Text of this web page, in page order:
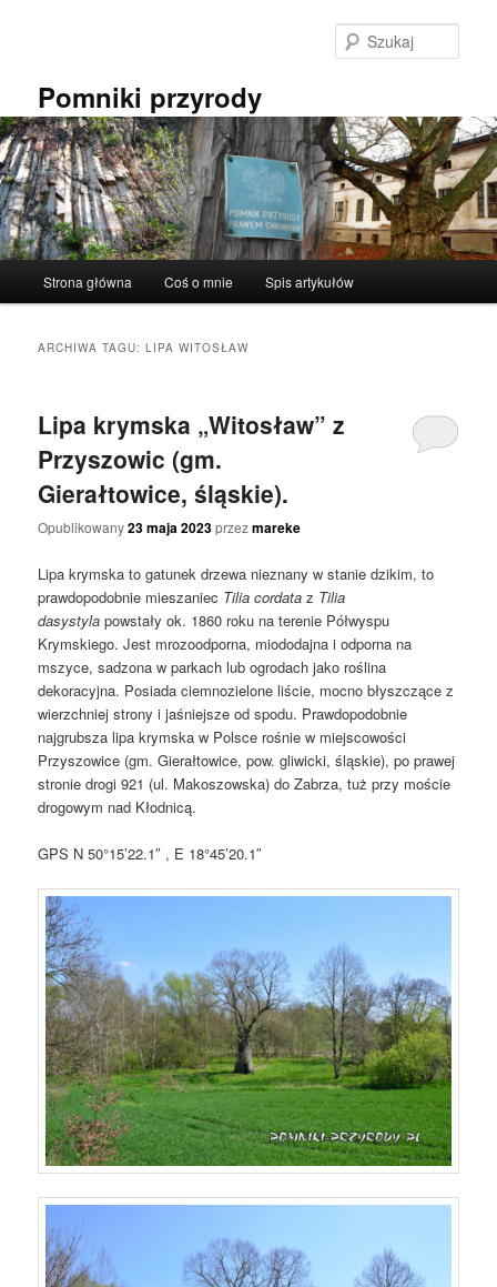
Pomniki przyrody
Strona główna Coś o mnie Spis artykułów
ARCHIWA TAGU:LIPA WITOSŁAW
Lipa krymska „Witosław” z
Przyszowic (gm.
Gierałtowice, śląskie).
Opublikowany23 maja 2023przezmareke
Lipa krymska to gatunek drzewa nieznany w stanie dzikim, to
prawdopodobnie mieszaniec Tilia cordata z Tilia
dasystylapowstały ok. 1860 roku na terenie Półwyspu
Krymskiego. Jest mrozoodporna, miododajna i odporna na
mszyce, sadzona w parkach lub ogrodach jako roślina
dekoracyjna. Posiada ciemnozielone liście, mocno błyszczące z
wierzchniej strony i jaśniejsze od spodu. Prawdopodobnie
najgrubsza lipa krymska w Polsce rośnie w miejscowości
Przyszowice (gm. Gierałtowice, pow. gliwicki, śląskie), po prawej
stronie drogi 921 (ul. Makoszowska) do Zabrza, tuż przy moście
drogowym nad Kłodnicą.
GPS N 50°15’22.1″ , E 18°45’20.1″